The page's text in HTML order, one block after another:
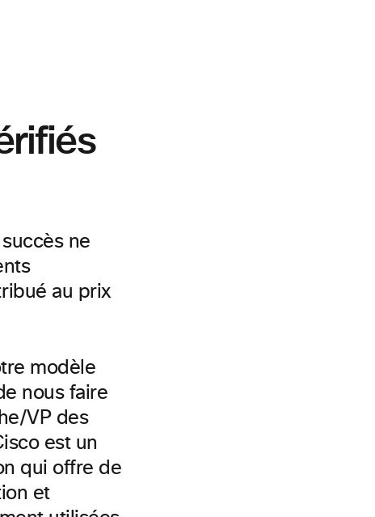
ne
au prix
modèle
nous faire
VP des
est un
qui offre de
et